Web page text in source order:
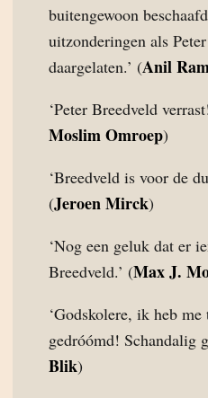
buitengewoon
uitzonderingen als
daargelaten.’ (Anil
‘Peter Breedveld
Moslim Omroep)
‘Breedveld is voor de
(Jeroen Mirck)
‘Nog een geluk dat er
Breedveld.’ (Max J.
‘Godskolere, ik heb
gedróómd! Schandalig
Blik)